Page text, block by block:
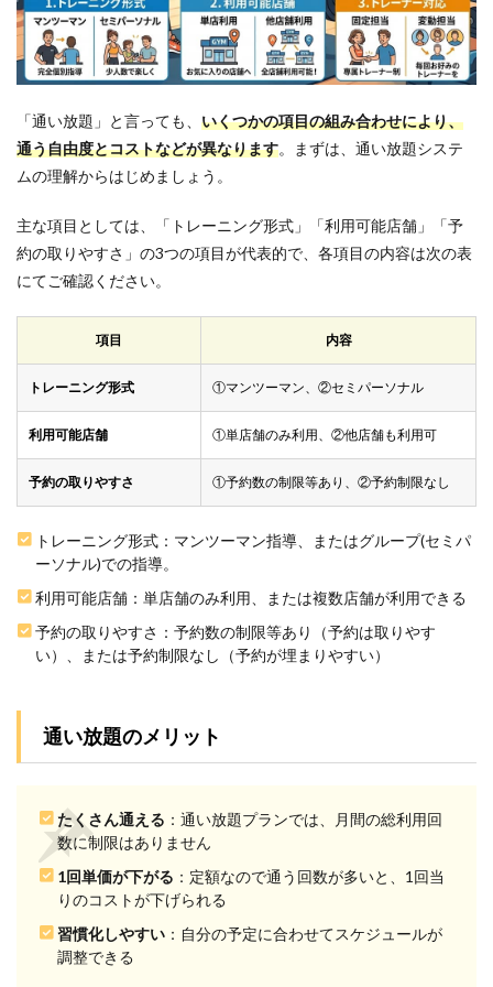
ト
1.2
通い
放題
メリ
ット
1.3
放題
で元
を取
るに
回通
2
通い
放題
OK
でも
しな
いジ
ム選
びの
の手
順
1：質
の高
でき
る地
域の
パー
ソナ
ルジ
ムを
確認
する
「通い放題」と言っても、 いくつかの項目の組み合わせにより、
通う自由度とコストなどが異なります。まずは、通い放題システ
ムの理解からはじめましょう。
主な項目としては、「トレーニング形式」「利用可能店舗」「予
約の取りやすさ」の3つの項目が代表的で、各項目の内容は次の表
にてご確認ください。
項目 内容
トレーニング形式 ①マンツーマン、②セミパーソナル
利用可能店舗 ①単店舗のみ利用、②他店舗も利用可
予約の取りやすさ ①予約数の制限等あり、②予約制限なし
トレーニング形式：マンツーマン指導、またはグループ(セミパ
ーソナル)での指導。
利用可能店舗：単店舗のみ利用、または複数店舗が利用できる
予約の取りやすさ：予約数の制限等あり（予約は取りやす
い）、または予約制限なし（予約が埋まりやすい）
通い放題のメリット
たくさん通える ：通い放題プランでは、月間の総利用回
数に制限はありません
1回単価が下がる ：定額なので通う回数が多いと、1回当
りのコストが下げられる
習慣化しやすい ：自分の予定に合わせてスケジュールが
調整できる